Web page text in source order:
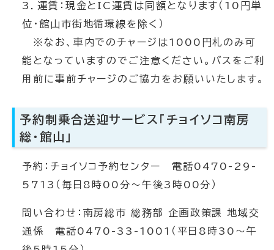
3．運賃：現金とIC運賃は同額となります（10円単
位・館山市街地循環線を除く）
※なお、車内でのチャージは1000円札のみ可
能となっていますのでご注意ください。バスをご利
用前に事前チャージのご協力をお願いいたします。
予約制乗合送迎サービス「チョイソコ南房
総・館山」
予約：チョイソコ予約センター 電話0470-29-
5713（毎日8時00分～午後3時00分）
問い合わせ：南房総市 総務部 企画政策課 地域交
通係 電話0470-33-1001（平日8時30～午